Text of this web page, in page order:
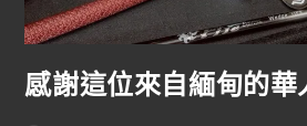
感謝這位來自緬甸的華